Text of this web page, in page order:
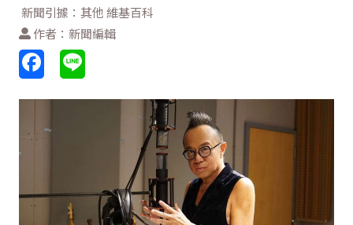
新聞引據：其他 維基百科
作者：新聞編輯